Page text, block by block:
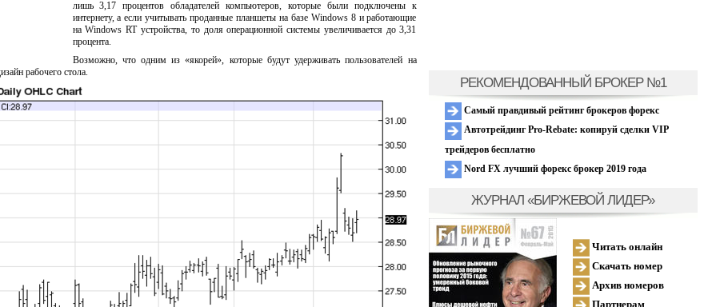
лишь 3,17 процентов обладателей компьютеров, которые были подключены к
интернету, а если учитывать проданные планшеты на базе Windows 8 и работающие
на Windows RT устройства, то доля операционной системы увеличивается до 3,31
процента.
Возможно, что одним из «якорей», которые будут удерживать пользователей на
рабочего стола.
РЕКОМЕНДОВАННЫЙ БРОКЕР №1
Самый правдивый рейтинг брокеров форекс
Автотрейдинг Pro-Rebate: копируй сделки VIP
трейдеров бесплатно
Nord FX лучший форекс брокер 2019 года
ЖУРНАЛ «БИРЖЕВОЙ ЛИДЕР»
Читать онлайн
Скачать номер
Архив номеров
Партнерам